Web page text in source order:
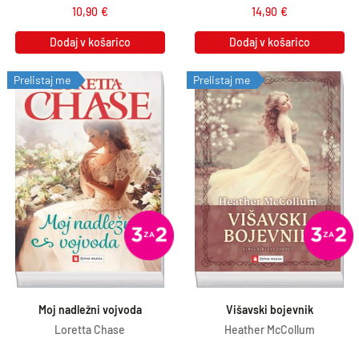
10,90 €
Dodaj v košarico
14,90 €
Dodaj v košarico
Prelistaj me
Moj nadležni vojvoda
Loretta Chase
Prelistaj me
Višavski bojevnik
Heather McCollum